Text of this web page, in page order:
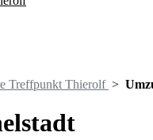
Treffpunkt Thierolf >